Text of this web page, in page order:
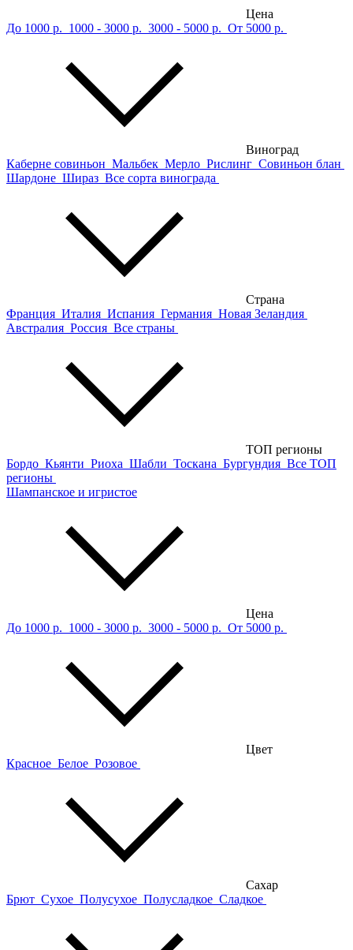
Цена
До 1000 р. 1000 - 3000 р. 3000 - 5000 р. От 5000 р.
Виноград
Каберне совиньон Мальбек Мерло Рислинг Совиньон блан
Шардоне Шираз Все сорта винограда
Страна
Франция Италия Испания Германия Новая Зеландия
Австралия Россия Все страны
ТОП регионы
Бордо Кьянти Риоха Шабли Тоскана Бургундия Все ТОП
регионы
Шампанское и игристое
Цена
До 1000 р. 1000 - 3000 р. 3000 - 5000 р. От 5000 р.
Цвет
Красное Белое Розовое
Сахар
Брют Сухое Полусухое Полусладкое Сладкое